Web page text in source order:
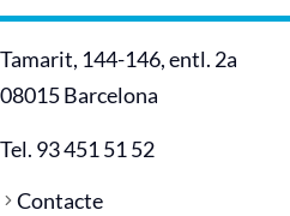
Tamarit, 144-146, entl. 2a
08015 Barcelona
Tel. 93 451 51 52
Contacte